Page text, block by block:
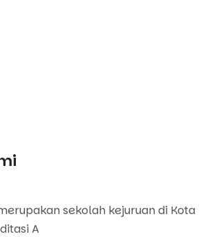
sekolah kejuruan di Kota
A